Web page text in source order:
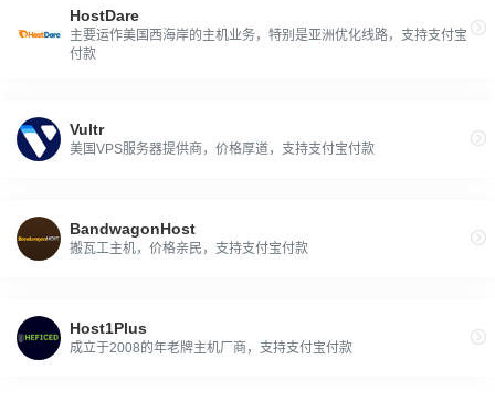
HostDare
主要运作美国西海岸的主机业务，特别是亚洲优化线路，支持支付宝
付款
Vultr
美国VPS服务器提供商，价格厚道，支持支付宝付款
BandwagonHost
搬瓦工主机，价格亲民，支持支付宝付款
Host1Plus
成立于2008的年老牌主机厂商，支持支付宝付款